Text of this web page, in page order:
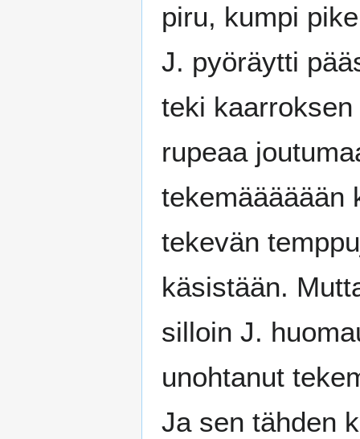
piru, kumpi
J. pyöräytti
teki
rupeaa
tekemääääään
tekevän
käsistään.
silloin J.
unohtanut
Ja sen tähden